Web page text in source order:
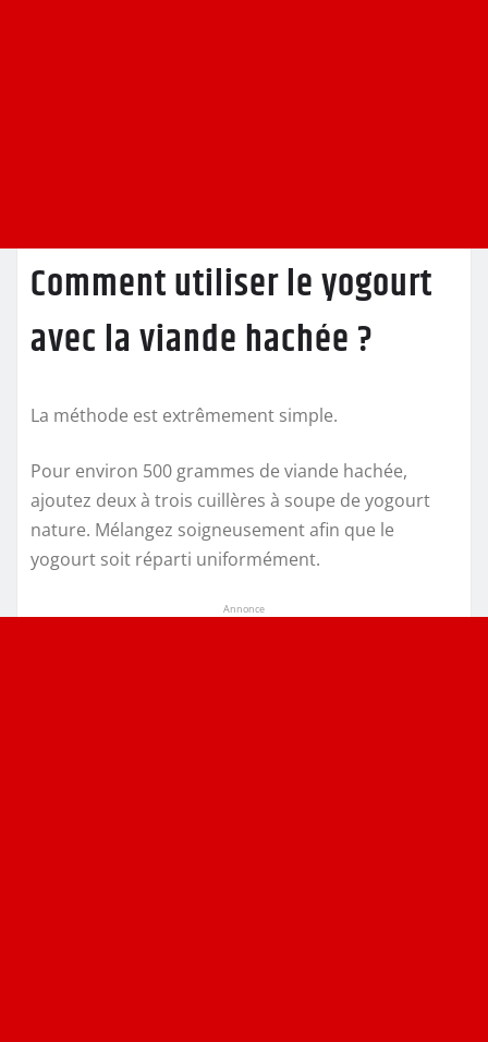
Comment utiliser le yogourt
avec la viande hachée ?
La méthode est extrêmement simple.
Pour environ 500 grammes de viande hachée,
ajoutez deux à trois cuillères à soupe de yogourt
nature. Mélangez soigneusement afin que le
yogourt soit réparti uniformément.
Annonce